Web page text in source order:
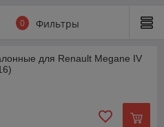
0 Фильтры
для Renault Megane IV